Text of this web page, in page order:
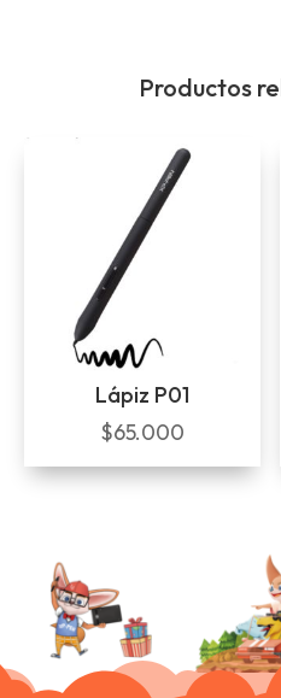
Productos
Lápiz P01
$65.000